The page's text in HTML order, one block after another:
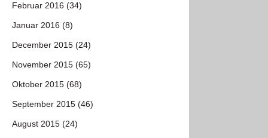
Februar 2016 (34)
Januar 2016 (8)
December 2015 (24)
November 2015 (65)
Oktober 2015 (68)
September 2015 (46)
August 2015 (24)